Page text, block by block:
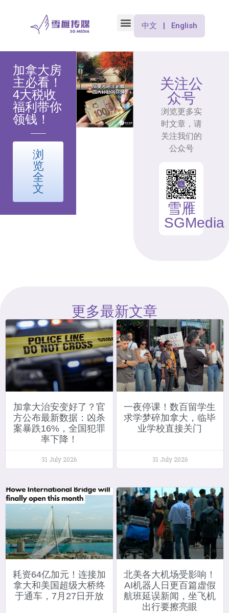
中文 | English
加拿大房
主必看！
4大税收
福利带你
领钱！
浏
览
全
文
关注公
众号
浏览更多实
时文章，请
关注我们的
公众号
雪雁
SGMedia
更多最新文章
加拿大治安变好了？官
方公布最新数据：凶杀
案暴跌16%，全国犯罪
率下降！
31 July 2026
一夜停课！数百留学生
求学梦碎加拿大，临毕
业学校直接关门
31 July 2026
耗资64亿加元！连接加
拿大和美国超级大桥终
于通车，7月27日开放
北美各大机场受影响！
AI机器人日更百篇虚假
航班延误新闻，坐飞机
出行要擦亮眼